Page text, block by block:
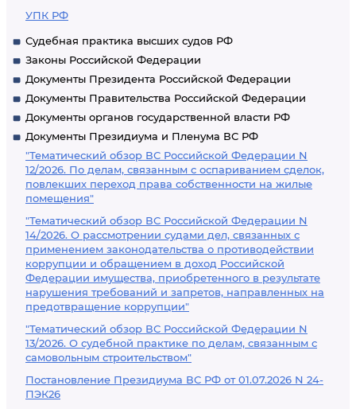
УПК РФ
Судебная практика высших судов РФ
Законы Российской Федерации
Документы Президента Российской Федерации
Документы Правительства Российской Федерации
Документы органов государственной власти РФ
Документы Президиума и Пленума ВС РФ
"Тематический обзор ВС Российской Федерации N
12/2026. По делам, связанным с оспариванием сделок,
повлекших переход права собственности на жилые
помещения"
"Тематический обзор ВС Российской Федерации N
14/2026. О рассмотрении судами дел, связанных с
применением законодательства о противодействии
коррупции и обращением в доход Российской
Федерации имущества, приобретенного в результате
нарушения требований и запретов, направленных на
предотвращение коррупции"
"Тематический обзор ВС Российской Федерации N
13/2026. О судебной практике по делам, связанным с
самовольным строительством"
Постановление Президиума ВС РФ от 01.07.2026 N 24-
ПЭК26